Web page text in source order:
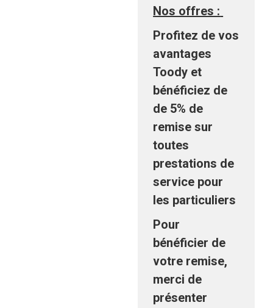
Nos offres :
Profitez de vos
avantages
Toody et
bénéficiez de
de 5% de
remise sur
toutes
prestations de
service pour
les particuliers
Pour
bénéficier de
votre remise,
merci de
présenter